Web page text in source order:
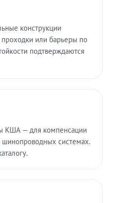
конструкции
или барьеры по
подтверждаются
КША — для компенсации
системах.